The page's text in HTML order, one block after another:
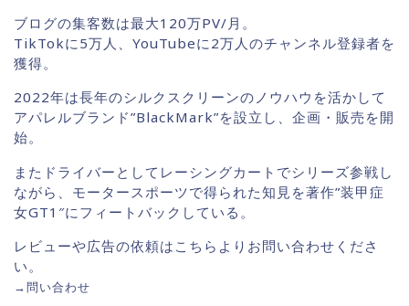
ブログの集客数は最大120万PV/月。
TikTokに5万人、YouTubeに2万人のチャンネル登録者を
獲得。
2022年は長年のシルクスクリーンのノウハウを活かして
アパレルブランド”BlackMark”を設立し、企画・販売を開
始。
またドライバーとしてレーシングカートでシリーズ参戦し
ながら、モータースポーツで得られた知見を著作”装甲症
女GT1″にフィートバックしている。
レビューや広告の依頼はこちらよりお問い合わせくださ
い。
→問い合わせ